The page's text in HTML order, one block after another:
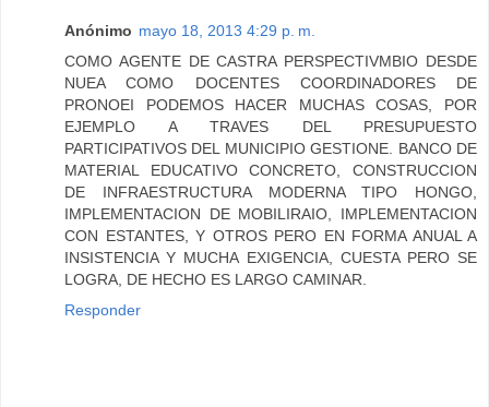
Anónimo mayo 18, 2013 4:29 p. m.
COMO AGENTE DE CASTRA PERSPECTIVMBIO DESDE
NUEA COMO DOCENTES COORDINADORES DE
PRONOEI PODEMOS HACER MUCHAS COSAS, POR
EJEMPLO A TRAVES DEL PRESUPUESTO
PARTICIPATIVOS DEL MUNICIPIO GESTIONE. BANCO DE
MATERIAL EDUCATIVO CONCRETO, CONSTRUCCION
DE INFRAESTRUCTURA MODERNA TIPO HONGO,
IMPLEMENTACION DE MOBILIRAIO, IMPLEMENTACION
CON ESTANTES, Y OTROS PERO EN FORMA ANUAL A
INSISTENCIA Y MUCHA EXIGENCIA, CUESTA PERO SE
LOGRA, DE HECHO ES LARGO CAMINAR.
Responder